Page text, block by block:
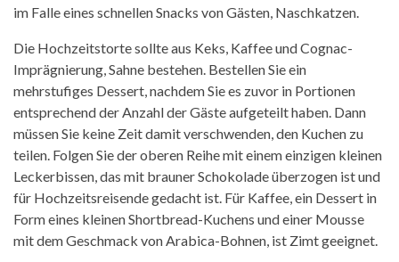
im Falle eines schnellen Snacks von Gästen, Naschkatzen.
Die Hochzeitstorte sollte aus Keks, Kaffee und Cognac-
Imprägnierung, Sahne bestehen. Bestellen Sie ein
mehrstufiges Dessert, nachdem Sie es zuvor in Portionen
entsprechend der Anzahl der Gäste aufgeteilt haben. Dann
müssen Sie keine Zeit damit verschwenden, den Kuchen zu
teilen. Folgen Sie der oberen Reihe mit einem einzigen kleinen
Leckerbissen, das mit brauner Schokolade überzogen ist und
für Hochzeitsreisende gedacht ist. Für Kaffee, ein Dessert in
Form eines kleinen Shortbread-Kuchens und einer Mousse
mit dem Geschmack von Arabica-Bohnen, ist Zimt geeignet.